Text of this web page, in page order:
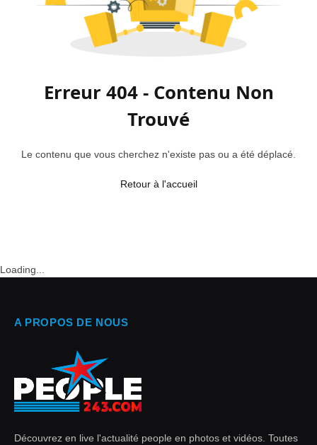
Erreur 404 - Contenu Non
Trouvé
Le contenu que vous cherchez n'existe pas ou a été déplacé.
Retour à l'accueil
Loading...
A PROPOS DE NOUS
Découvrez en live l'actualité people en photos et vidéos. Toutes